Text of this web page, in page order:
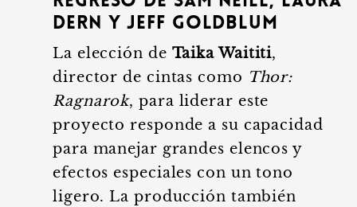
Dern y Jeff Goldblum
La elección de Taika Waititi,
director de cintas como Thor:
Ragnarok, para liderar este
proyecto responde a su capacidad
para manejar grandes elencos y
efectos especiales con un tono
ligero. La producción también